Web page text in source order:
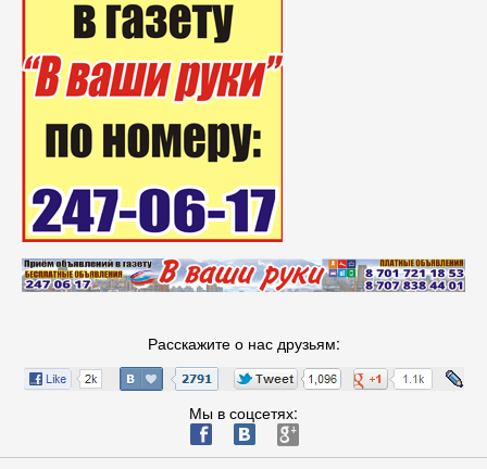
Расскажите о нас друзьям:
Мы в соцсетях:
ä æ è